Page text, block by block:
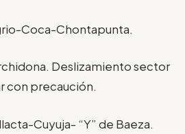
Coca-Chontapunta.
Deslizamiento sector
con precaución.
Cuyuja- “Y” de Baeza.